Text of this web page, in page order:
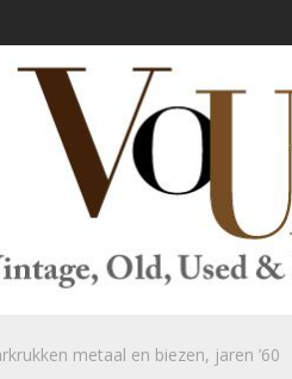
metaal en biezen, jaren ’60